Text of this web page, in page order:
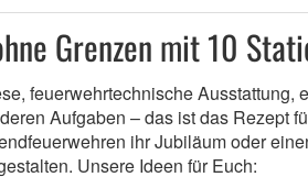
Grenzen mit 10
feuerwehrtechnische Ausstattung,
Aufgaben – das ist das Rezept
ihr Jubiläum oder
Unsere Ideen für Euch: